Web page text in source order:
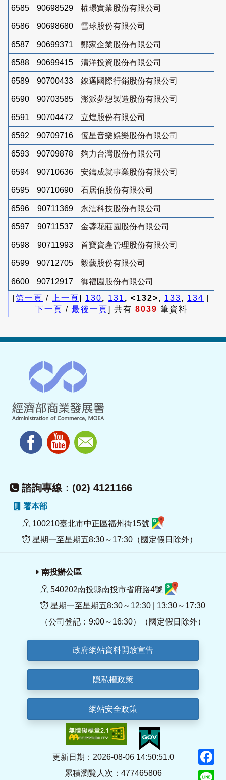
6585 90698529 權璟實業股份有限公司
6586 90698680 雪球股份有限公司
6587 90699371 鄭家企業股份有限公司
6588 90699415 清洋投資股份有限公司
6589 90700433 錸邁國際行銷股份有限公司
6590 90703585 澎派夢想製造股份有限公司
6591 90704472 立煌股份有限公司
6592 90709716 恆星音樂娛樂股份有限公司
6593 90709878 夠力台灣股份有限公司
6594 90710636 安鑄成就事業股份有限公司
6595 90710690 石居伯股份有限公司
6596 90711369 永澐科技股份有限公司
6597 90711537 金盞花莊園股份有限公司
6598 90711993 首寶資產管理股份有限公司
6599 90712705 毅藝股份有限公司
6600 90712917
御福園股份有限公司
[第一頁 / 上一頁] 130, 131 , <132>, 133, 134 [
下一頁 / 最後一頁] 共有 8039 筆資料
諮詢專線：(02) 4121166
署本部
100210臺北市中正區福州街15號
星期一至星期五8:30～17:30（國定假日除外）
南投辦公區
540202南投縣南投市省府路4號
星期一至星期五8:30～12:30 | 13:30～17:30
（公司登記：9:00～16:30）（國定假日除外）
政府網站資料開放宣告
隱私權政策
網站安全政策
更新日期：2026-08-06 14:50:51.0
累積瀏覽人次：477465806